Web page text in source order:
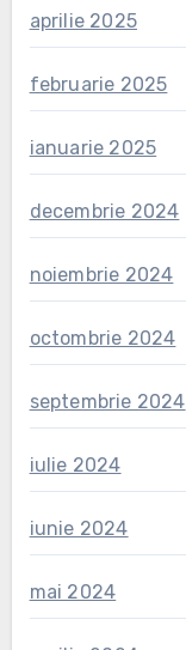
aprilie 2025
februarie 2025
ianuarie 2025
decembrie 2024
noiembrie 2024
octombrie 2024
septembrie 2024
iulie 2024
iunie 2024
mai 2024